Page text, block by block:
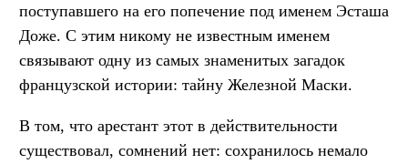
поступавшего на его попечение под именем Эсташа
Доже. С этим никому не известным именем
связывают одну из самых знаменитых загадок
французской истории: тайну Железной Маски.
В том, что арестант этот в действительности
существовал, сомнений нет: сохранилось немало